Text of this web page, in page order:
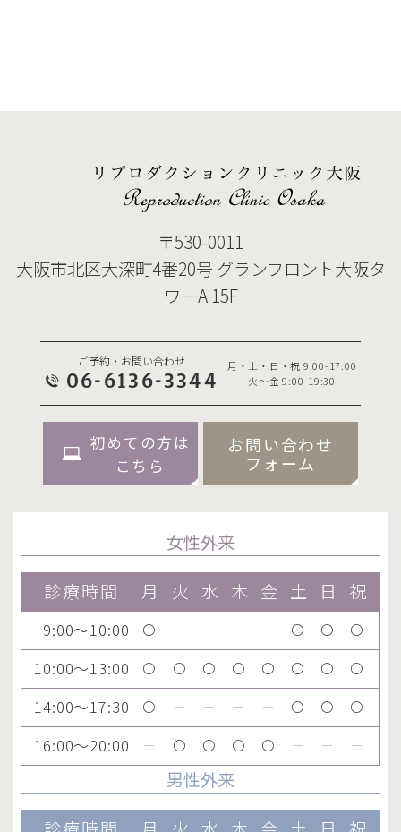
〒530-0011
大阪市北区大深町4番20号 グランフロント大阪タ
ワーA 15F
ご予約・お問い合わせ
06-6136-3344
月・土・日・祝 9:00-17:00
火～金 9:00-19:30
初めての方は
こちら
お問い合わせ
フォーム
女性外来
診療時間
月 火 水 木 金 土 日 祝
9:00～10:00 〇 ー ー ー ー 〇 〇 〇
10:00～13:00 〇 〇 〇 〇 〇 〇 〇 〇
14:00～17:30 〇 ー ー ー ー 〇 〇 〇
16:00～20:00 ー 〇 〇 〇 〇 ー ー ー
男性外来